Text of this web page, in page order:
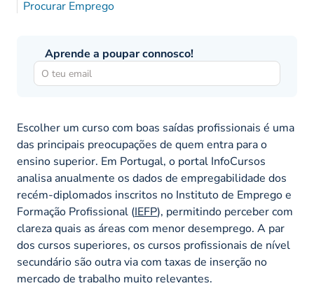
Procurar Emprego
Aprende a poupar connosco!
Escolher um curso com boas saídas profissionais é uma
das principais preocupações de quem entra para o
ensino superior. Em Portugal, o portal InfoCursos
analisa anualmente os dados de empregabilidade dos
recém-diplomados inscritos no Instituto de Emprego e
Formação Profissional (IEFP), permitindo perceber com
clareza quais as áreas com menor desemprego. A par
dos cursos superiores, os cursos profissionais de nível
secundário são outra via com taxas de inserção no
mercado de trabalho muito relevantes.